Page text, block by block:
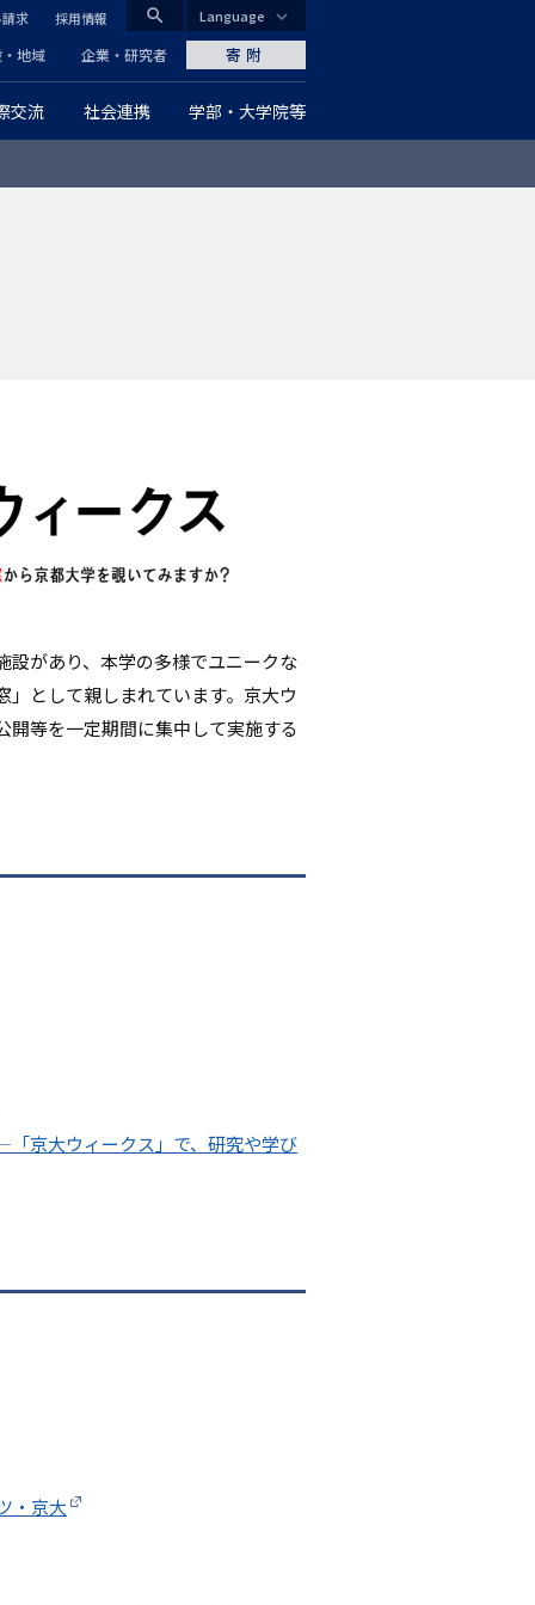
CLOSE
search
グ
ロ
交流 社会連携 学部・大学院等
地域 企業・研究者
求 採用情報
寄附
Language
設があり、本学の多様でユニークな
として親しまれています。京大ウ
開等を一定期間に集中して実施する
京大ウィークス」で、研究や学び
・京大